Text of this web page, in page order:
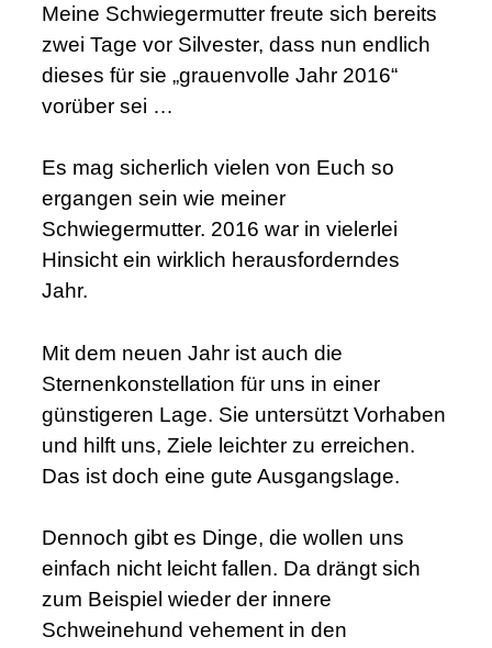
Meine Schwiegermutter freute sich bereits
zwei Tage vor Silvester, dass nun endlich
dieses für sie „grauenvolle Jahr 2016“
vorüber sei …
Es mag sicherlich vielen von Euch so
ergangen sein wie meiner
Schwiegermutter. 2016 war in vielerlei
Hinsicht ein wirklich herausforderndes
Jahr.
Mit dem neuen Jahr ist auch die
Sternenkonstellation für uns in einer
günstigeren Lage. Sie untersützt Vorhaben
und hilft uns, Ziele leichter zu erreichen.
Das ist doch eine gute Ausgangslage.
Dennoch gibt es Dinge, die wollen uns
einfach nicht leicht fallen. Da drängt sich
zum Beispiel wieder der innere
Schweinehund vehement in den